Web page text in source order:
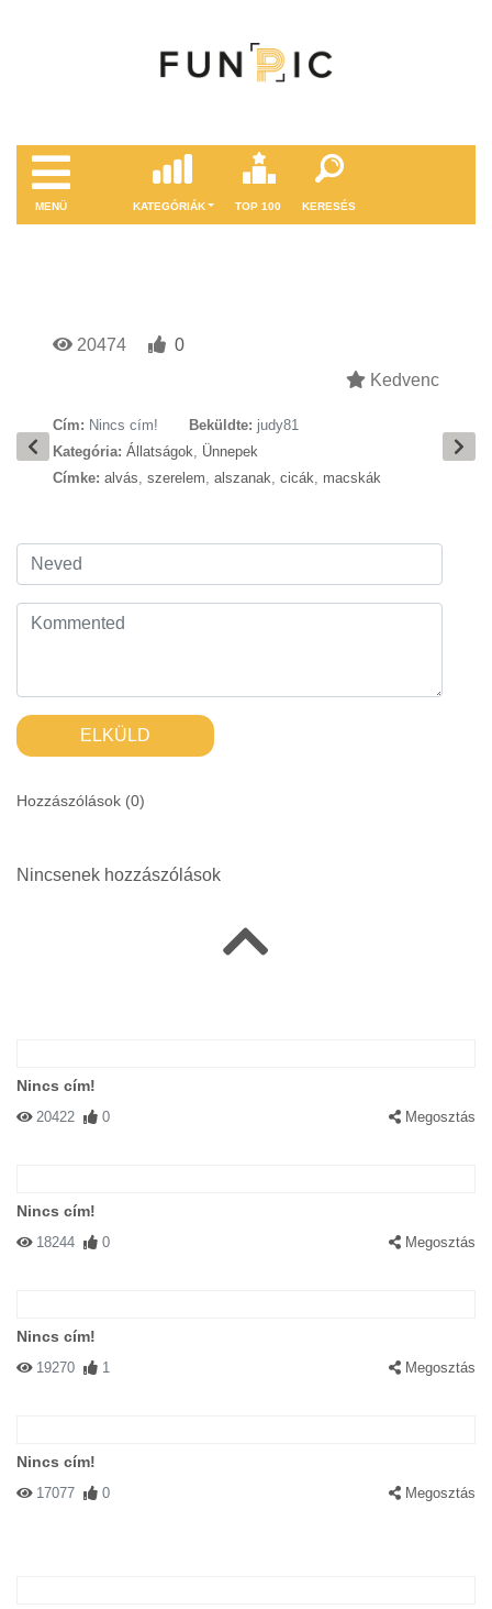
MENÜ KATEGÓRIÁK TOP 100 KERESÉS
20474
0
Kedvenc
Cím: Nincs cím! Beküldte: judy81
Kategória: Állatságok, Ünnepek
Címke: alvás, szerelem, alszanak, cicák, macskák
ELKÜLD
Hozzászólások (0)
Nincsenek hozzászólások
Nincs cím!
20422 0 Megosztás
Nincs cím!
18244 0 Megosztás
Nincs cím!
19270 1 Megosztás
Nincs cím!
17077 0 Megosztás